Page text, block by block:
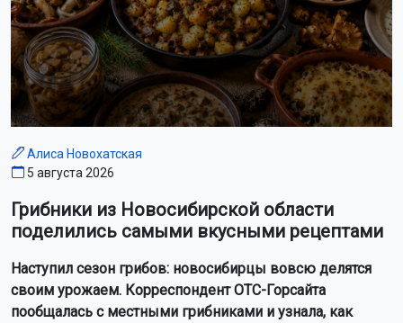
Алиса Новохатская
5 августа 2026
Грибники из Новосибирской области
поделились самыми вкусными рецептами
Наступил сезон грибов: новосибирцы вовсю делятся
своим урожаем. Корреспондент ОТС-Горсайта
пообщалась с местными грибниками и узнала, как